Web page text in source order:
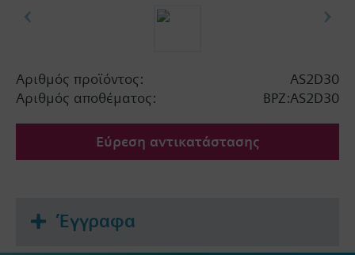
Αριθμός προϊόντος:
AS2D30
Αριθμός αποθέματος:
BPZ:AS2D30
Εύρεση αντικατάστασης
Έγγραφα